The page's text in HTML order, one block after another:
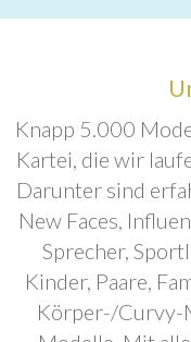
Knapp 5.000
Kartei, die wir
Darunter sind
New Faces,
Sprecher,
Kinder, Paare,
Körper-/Curvy-